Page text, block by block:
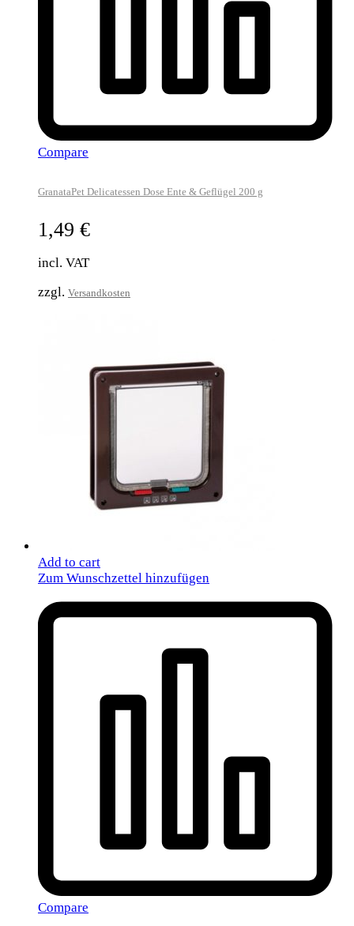
Compare
GranataPet Delicatessen Dose Ente & Geflügel 200 g
1,49 €
incl. VAT
zzgl. Versandkosten
Add to cart
Zum Wunschzettel hinzufügen
Compare